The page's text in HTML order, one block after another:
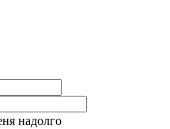
надолго